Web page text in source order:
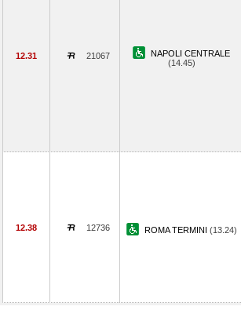
12.31 21067
NAPOLI CENTRALE
(14.45)
12.38 12736 ROMA TERMINI (13.24)